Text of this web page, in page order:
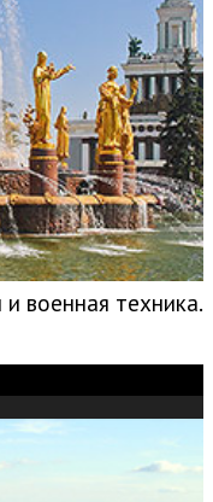
военная техника.